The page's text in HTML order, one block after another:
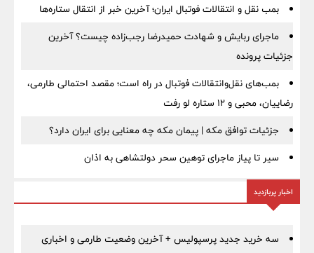
بمب نقل‌ و انتقالات فوتبال ایران؛ آخرین خبر از انتقال ستاره‌ها
ماجرای ربایش و شهادت حمیدرضا رجب‌زاده چیست؟ آخرین
جزئیات پرونده
بمب‌های نقل‌وانتقالات فوتبال در راه است؛ مقصد احتمالی طارمی،
رضاییان، محبی و ۱۲ ستاره لو رفت
جزئیات توافق مکه | پیمان مکه چه معنایی برای ایران دارد؟
سیر تا پیاز ماجرای توهین سحر دولتشاهی به اذان
اخبار پربازدید
سه خرید جدید پرسپولیس + آخرین وضعیت طارمی و اخباری